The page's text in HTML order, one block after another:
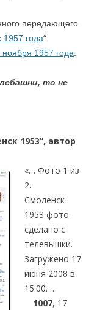
передающего
1957 года“
1957 года
то не
1953”, автор
«… Фото 1 из
2.
Смоленск
1953 фото
сделано с
телевышки.
Загружено 17
июня 2008 в
15:00. …
1007, 17